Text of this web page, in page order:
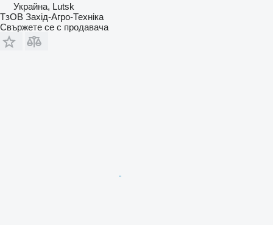
Украйна, Lutsk
ТзОВ Захід-Агро-Техніка
Свържете се с продавача